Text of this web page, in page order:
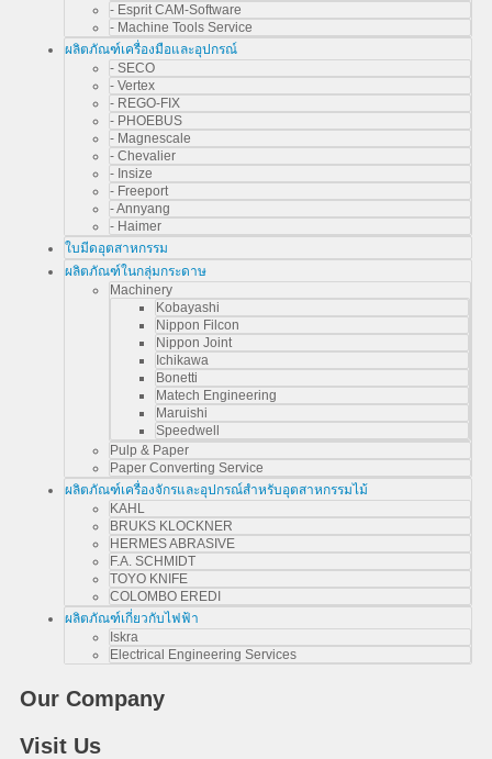
- Esprit CAM-Software
- Machine Tools Service
ผลิตภัณฑ์เครื่องมือและอุปกรณ์
- SECO
- Vertex
- REGO-FIX
- PHOEBUS
- Magnescale
- Chevalier
- Insize
- Freeport
- Annyang
- Haimer
ใบมีดอุตสาหกรรม
ผลิตภัณฑ์ในกลุ่มกระดาษ
Machinery
Kobayashi
Nippon Filcon
Nippon Joint
Ichikawa
Bonetti
Matech Engineering
Maruishi
Speedwell
Pulp & Paper
Paper Converting Service
ผลิตภัณฑ์เครื่องจักรและอุปกรณ์สำหรับอุตสาหกรรมไม้
KAHL
BRUKS KLOCKNER
HERMES ABRASIVE
F.A. SCHMIDT
TOYO KNIFE
COLOMBO EREDI
ผลิตภัณฑ์เกี่ยวกับไฟฟ้า
Iskra
Electrical Engineering Services
Our Company
Visit Us